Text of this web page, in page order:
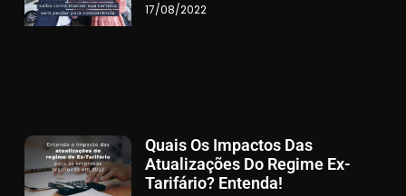
17/08/2022
Quais Os Impactos Das
Atualizações Do Regime Ex-
Tarifário? Entenda!